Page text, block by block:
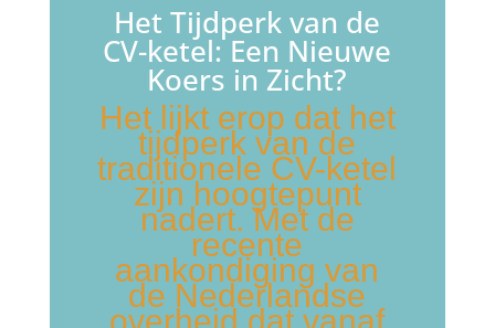
Het Tijdperk van de
CV-ketel: Een Nieuwe
Koers in Zicht?
Het lijkt erop dat het
tijdperk van de
traditionele CV-ketel
zijn hoogtepunt
nadert. Met de
recente
aankondiging van
de Nederlandse
overheid dat vanaf